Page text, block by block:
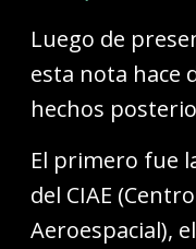
Luego de
esta nota hace
hechos
El primero fue
del CIAE
Aeroespacial),